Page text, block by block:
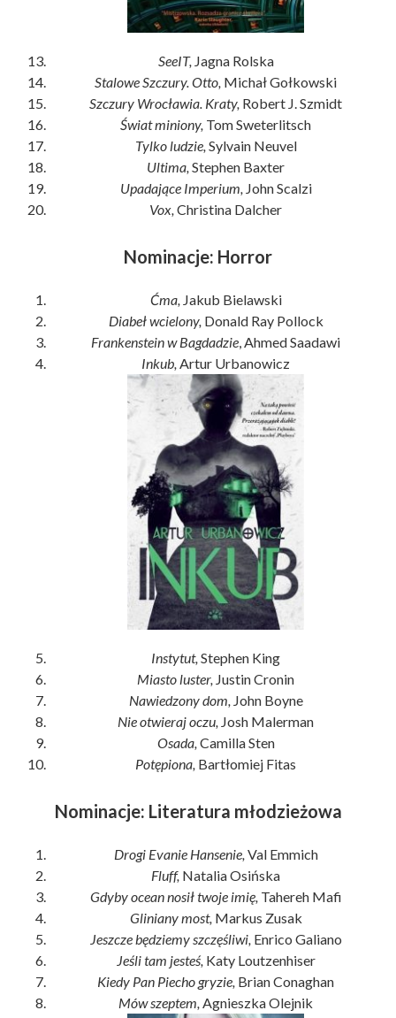
SeeIT, Jagna Rolska
Stalowe Szczury. Otto, Michał Gołkowski
Szczury Wrocławia. Kraty, Robert J. Szmidt
Świat miniony, Tom Sweterlitsch
Tylko ludzie, Sylvain Neuvel
Ultima, Stephen Baxter
Upadające Imperium, John Scalzi
Vox, Christina Dalcher
Nominacje: Horror
Ćma, Jakub Bielawski
Diabeł wcielony, Donald Ray Pollock
Frankenstein w Bagdadzie , Ahmed Saadawi
Inkub, Artur Urbanowicz
Instytut, Stephen King
Miasto luster, Justin Cronin
Nawiedzony dom, John Boyne
Nie otwieraj oczu, Josh Malerman
Osada, Camilla Sten
Potępiona, Bartłomiej Fitas
Nominacje: Literatura młodzieżowa
Drogi Evanie Hansenie, Val Emmich
Fluff, Natalia Osińska
Gdyby ocean nosił twoje imię, Tahereh Mafi
Gliniany most, Markus Zusak
Jeszcze będziemy szczęśliwi, Enrico Galiano
Jeśli tam jesteś, Katy Loutzenhiser
Kiedy Pan Piecho gryzie, Brian Conaghan
Mów szeptem, Agnieszka Olejnik